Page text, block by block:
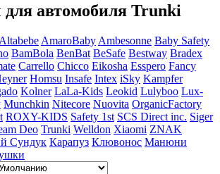
для автомобиля Trunki
Altabebe AmaroBaby Ambesonne Baby Safety
BamBola BenBat BeSafe Bestway Bradex
Carrello Chicco Eikosha Esspero Fancy
Homsu Insafe Intex iSky Kampfer
Kolner LaLa-Kids Leokid Lulyboo Lux-
Munchkin Nitecore Nuovita OrganicFactory
ROXY-KIDS Safety 1st SCS Direct inc. Siger
Deo Trunki Welldon Xiaomi ZNAK
Сундук Карапуз Клювонос Манюни